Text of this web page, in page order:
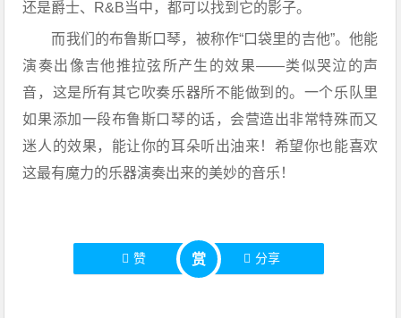
还是爵士、R&B当中，都可以找到它的影子。
而我们的布鲁斯口琴，被称作“口袋里的吉他”。他能
演奏出像吉他推拉弦所产生的效果——类似哭泣的声
音，这是所有其它吹奏乐器所不能做到的。一个乐队里
如果添加一段布鲁斯口琴的话，会营造出非常特殊而又
迷人的效果，能让你的耳朵听出油来！希望你也能喜欢
这最有魔力的乐器演奏出来的美妙的音乐！
赞 赏 分享